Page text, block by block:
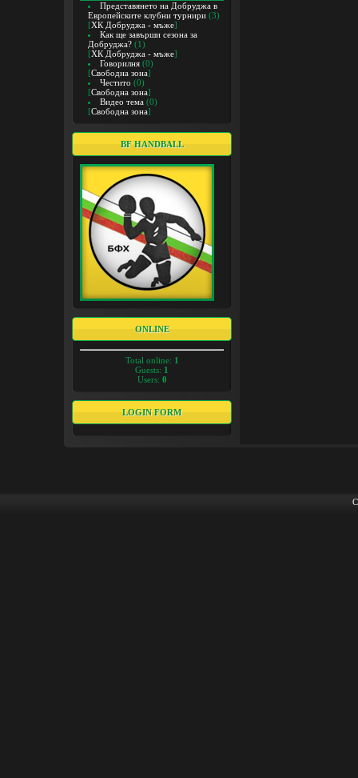
Представянето на Добруджа в
Европейските клубни турнири (3)
[ХК Добруджа - мъже]
Как ще завърши сезона за
Добруджа? (1)
[ХК Добруджа - мъже]
Говорилня (0)
[Свободна зона]
Честито (0)
[Свободна зона]
Видео тема (0)
[Свободна зона]
BF HANDBALL
ONLINE
Total online: 1
Guests: 1
Users: 0
LOGIN FORM